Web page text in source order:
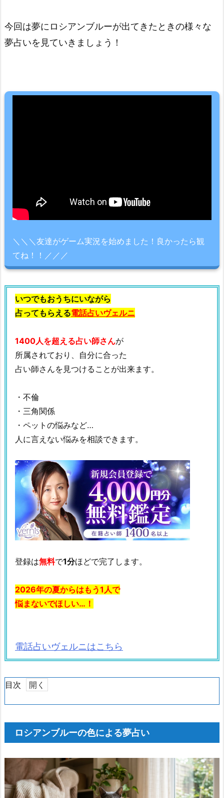
今回は夢にロシアンブルーが出てきたときの様々な
夢占いを見ていきましょう！
＼＼＼友達がゲーム実況を始めました！良かったら観
てね！！／／／
いつでもおうちにいながら
占ってもらえる電話占いヴェルニ
1400人を超える占い師さんが
所属されており、自分に合った
占い師さんを見つけることが出来ます。
・不倫
・三角関係
・ペットの悩みなど…
人に言えない悩みを相談できます。
登録は無料で1分ほどで完了します。
2026年の夏からはもう1人で
悩まないでほしい…！
電話占いヴェルニはこちら
目次
シ
ア
ン
ブ
ル
ロシアンブルーの色による夢占い